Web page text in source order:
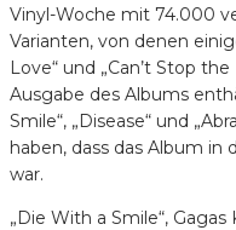
Vinyl-Woche mit 74.000
Varianten, von denen
Love“ und „Can’t Stop
Ausgabe des Albums
Smile“, „Disease“ und
haben, dass das Album in
war.
„Die With a Smile“,